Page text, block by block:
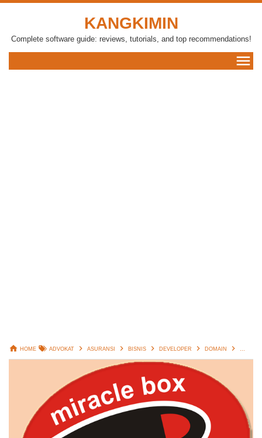
KANGKIMIN
Complete software guide: reviews, tutorials, and top recommendations!
HOME ADVOKAT ASURANSI BISNIS DEVELOPER DOMAIN